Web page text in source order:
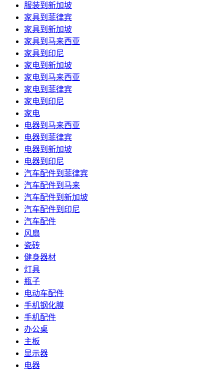
服装到新加坡
家具到菲律宾
家具到新加坡
家具到马来西亚
家具到印尼
家电到新加坡
家电到马来西亚
家电到菲律宾
家电到印尼
家电
电器到马来西亚
电器到菲律宾
电器到新加坡
电器到印尼
汽车配件到菲律宾
汽车配件到马来
汽车配件到新加坡
汽车配件到印尼
汽车配件
风扇
瓷砖
健身器材
灯具
瓶子
电动车配件
手机钢化膜
手机配件
办公桌
主板
显示器
电器